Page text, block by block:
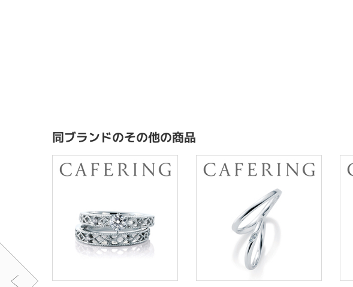
同ブランドのその他の商品